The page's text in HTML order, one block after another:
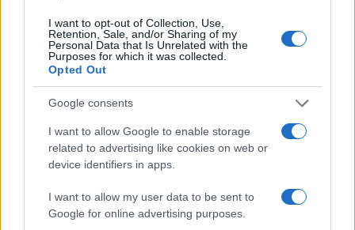
I want to opt-out of Collection, Use,
Retention, Sale, and/or Sharing of my
Personal Data that Is Unrelated with the
Purposes for which it was collected.
Opted Out
Google consents
I want to allow Google to enable storage
related to advertising like cookies on web or
device identifiers in apps.
I want to allow my user data to be sent to
Google for online advertising purposes.